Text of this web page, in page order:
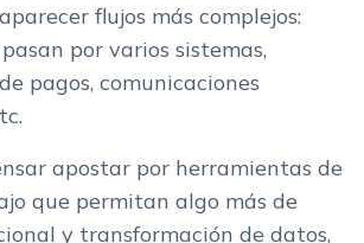
flujos más complejos:
por varios sistemas,
pagos, comunicaciones
apostar por herramientas de
que permitan algo más de
y transformación de datos,